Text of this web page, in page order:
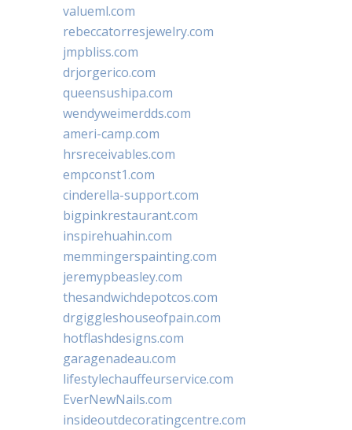
valueml.com
rebeccatorresjewelry.com
jmpbliss.com
drjorgerico.com
queensushipa.com
wendyweimerdds.com
ameri-camp.com
hrsreceivables.com
empconst1.com
cinderella-support.com
bigpinkrestaurant.com
inspirehuahin.com
memmingerspainting.com
jeremypbeasley.com
thesandwichdepotcos.com
drgiggleshouseofpain.com
hotflashdesigns.com
garagenadeau.com
lifestylechauffeurservice.com
EverNewNails.com
insideoutdecoratingcentre.com